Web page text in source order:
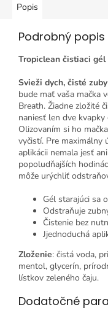
Popis
Podrobný popis
Tropiclean čistiaci
Svieži dych, čisté
bude mať vaša mačka
Breath. Žiadne zložité
naniesť len dve
Olizovaním si ho
vyčistí. Pre maximálny
aplikácii nemala jesť
popoludňajších
môže urýchliť
Gél starajúci sa
Odstraňuje
Čistenie bez
Jjednoduchá
Zloženie: čistá voda,
mentol, glycerín,
lístkov zeleného čaju.
Dodatočné